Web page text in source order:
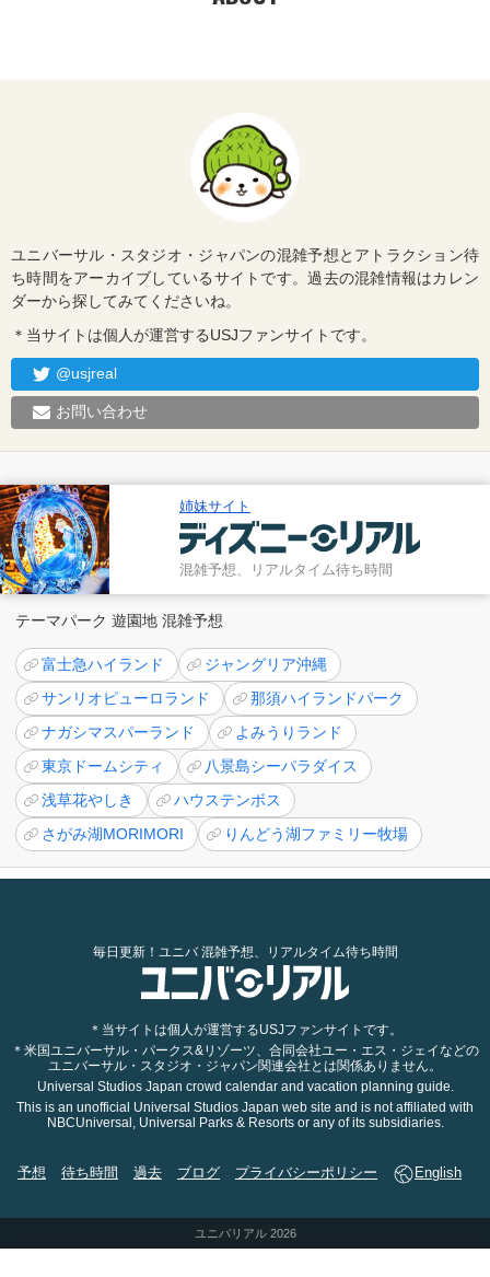
ユニバーサル・スタジオ・ジャパンの混雑予想とアトラクション待
ち時間をアーカイブしているサイトです。過去の混雑情報はカレン
ダーから探してみてくださいね。
＊当サイトは個人が運営するUSJファンサイトです。
@usjreal
お問い合わせ
姉妹サイト
混雑予想、リアルタイム待ち時間
テーマパーク 遊園地 混雑予想
富士急ハイランド
ジャングリア沖縄
サンリオピューロランド
那須ハイランドパーク
ナガシマスパーランド
よみうりランド
東京ドームシティ
八景島シーパラダイス
浅草花やしき
ハウステンボス
さがみ湖MORIMORI
りんどう湖ファミリー牧場
毎日更新！ユニバ 混雑予想、リアルタイム待ち時間
＊当サイトは個人が運営するUSJファンサイトです。
＊米国ユニバーサル・パークス&リゾーツ、合同会社ユー・エス・ジェイなどの
ユニバーサル・スタジオ・ジャパン関連会社とは関係ありません。
Universal Studios Japan crowd calendar and vacation planning guide.
This is an unofficial Universal Studios Japan web site and is not affiliated with
NBCUniversal, Universal Parks & Resorts or any of its subsidiaries.
予想 待ち時間 過去 ブログ プライバシーポリシー English
ユニバリアル 2026